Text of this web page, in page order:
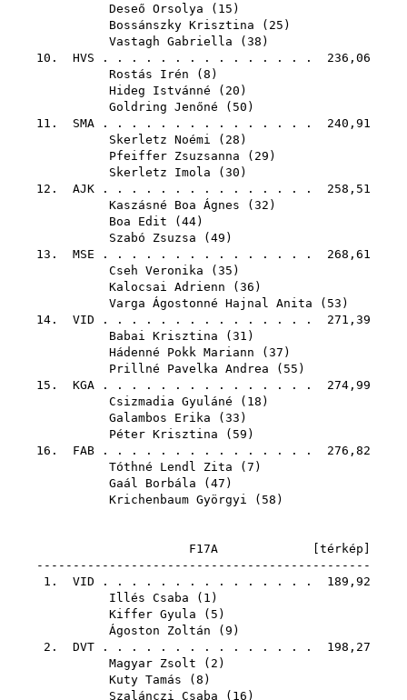
Deseő Orsolya ( 15 )
Bossánszky Krisztina ( 25 )
Vastagh Gabriella ( 38 )
10. HVS . . . . . . . . . . . . . . . 236,06
Rostás Irén ( 8 )
Hideg Istvánné ( 20 )
Goldring Jenőné ( 50 )
11. SMA . . . . . . . . . . . . . . . 240,91
Skerletz Noémi ( 28 )
Pfeiffer Zsuzsanna ( 29 )
Skerletz Imola ( 30 )
12. AJK . . . . . . . . . . . . . . . 258,51
Kaszásné Boa Ágnes ( 32 )
Boa Edit ( 44)
Szabó Zsuzsa ( 49 )
13. MSE . . . . . . . . . . . . . . . 268,61
Cseh Veronika ( 35 )
Kalocsai Adrienn ( 36 )
Varga Ágostonné Hajnal Anita ( 53 )
14. VID . . . . . . . . . . . . . . . 271,39
Babai Krisztina ( 31 )
Hádenné Pokk Mariann ( 37 )
Prillné Pavelka Andrea ( 55 )
15. KGA . . . . . . . . . . . . . . . 274,99
Csizmadia Gyuláné ( 18 )
Galambos Erika ( 33 )
Péter Krisztina ( 59 )
16. FAB . . . . . . . . . . . . . . . 276,82
Tóthné Lendl Zita ( 7 )
Gaál Borbála ( 47 )
Krichenbaum Györgyi ( 58 )
F17A [ térkép
----------------------------------------------
1. VID . . . . . . . . . . . . . . . 189,92
Illés Csaba ( 1 )
Kiffer Gyula ( 5 )
Ágoston Zoltán ( 9 )
2. DVT . . . . . . . . . . . . . . . 198,27
Magyar Zsolt ( 2 )
Kuty Tamás ( 8 )
Szalánczi Csaba ( 16 )